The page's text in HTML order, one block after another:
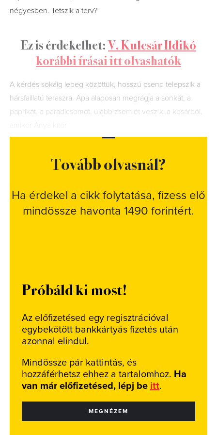
négyesben. Tetszik a terv?
Ez is érdekelhet:V. Kulcsár Ildikó
korábbi írásai itt olvashatók
A kérdés sokáig lebeg közöttük, hosszú csend telepszik a
hársfaillatú teraszra. Apa alaposan megrágja a sonkát, a
paprikát, a paradicsomot, újabb zsemlét vesz ki a kosárból,
Tovább olvasnál?
Ha érdekel a cikk folytatása, fizess elő
mindössze havonta 1490 forintért.
Próbáld ki most!
Az előfizetésed egy regisztrációval
egybekötött bankkártyás fizetés után
azonnal elindul.
Mindössze pár kattintás, és
hozzáférhetsz ehhez a tartalomhoz. Ha
van már előfizetésed, lépj be itt.
MEGNÉZEM